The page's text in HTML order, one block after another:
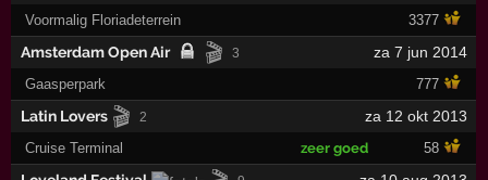
Voormalig Floriadeterrein 3377
Amsterdam Open Air 🎬 3 za 7 jun 2014
Gaasperpark 777
Latin Lovers 🎬 2 za 12 okt 2013
Cruise Terminal zeer goed 58